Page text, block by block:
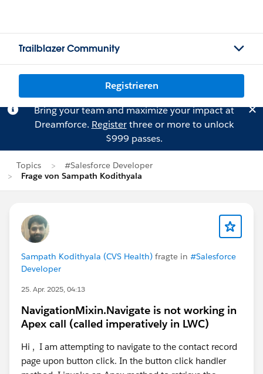
Trailblazer Community
Registrieren
Bring your team and maximize your impact at
Dreamforce. Registerthree or more to unlock
$999 passes.
Topics
#Salesforce Developer
Frage von Sampath Kodithyala
Sampath Kodithyala (CVS Health) fragte in #Salesforce
Developer
25. Apr. 2025, 04:13
NavigationMixin.Navigate is not working in
Apex call (called imperatively in LWC)
Hi , I am attempting to navigate to the contact record
page upon button click. In the button click handler